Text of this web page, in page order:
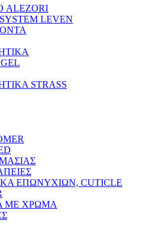
ALEZORI
LEVEN
STRASS
ΕΠΩΝΥΧΙΩΝ, CUTICLE
ΜΕ ΧΡΩΜΑ